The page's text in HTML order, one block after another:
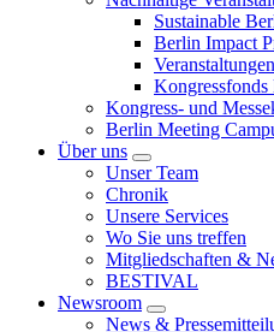
Sustainable
Berlin Impact
Kongressfonds
Kongress- und
Berlin Meeting
Über uns
Unser Team
Chronik
Unsere Services
Wo Sie uns treffen
Mitgliedschaften &
BESTIVAL
Newsroom
News &